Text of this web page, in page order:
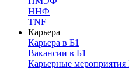
ННФ
TNF
Карьера
Карьера в Б1
Вакансии в Б1
Карьерные мероприятия